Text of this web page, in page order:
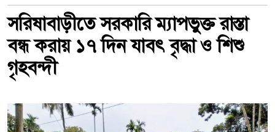
সরিষাবাড়ীতে সরকারি ম্যাপভুক্ত রাস্তা
বন্ধ করায় ১৭ দিন যাবৎ বৃদ্ধা ও শিশু
গৃহবন্দী